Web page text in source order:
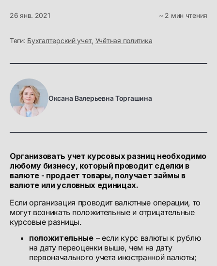
26 янв. 2021 ~ 2 мин чтения
Теги: Бухгалтерский учет, Учётная политика
Организовать учет курсовых разниц необходимо
любому бизнесу, который проводит сделки в
валюте - продает товары, получает займы в
валюте или условных единицах.
Если организация проводит валютные операции, то
могут возникать положительные и отрицательные
курсовые разницы.
положительные– если курс валюты к рублю
на дату переоценки выше, чем на дату
первоначального учета иностранной валюты;
Оксана Валерьевна Торгашина